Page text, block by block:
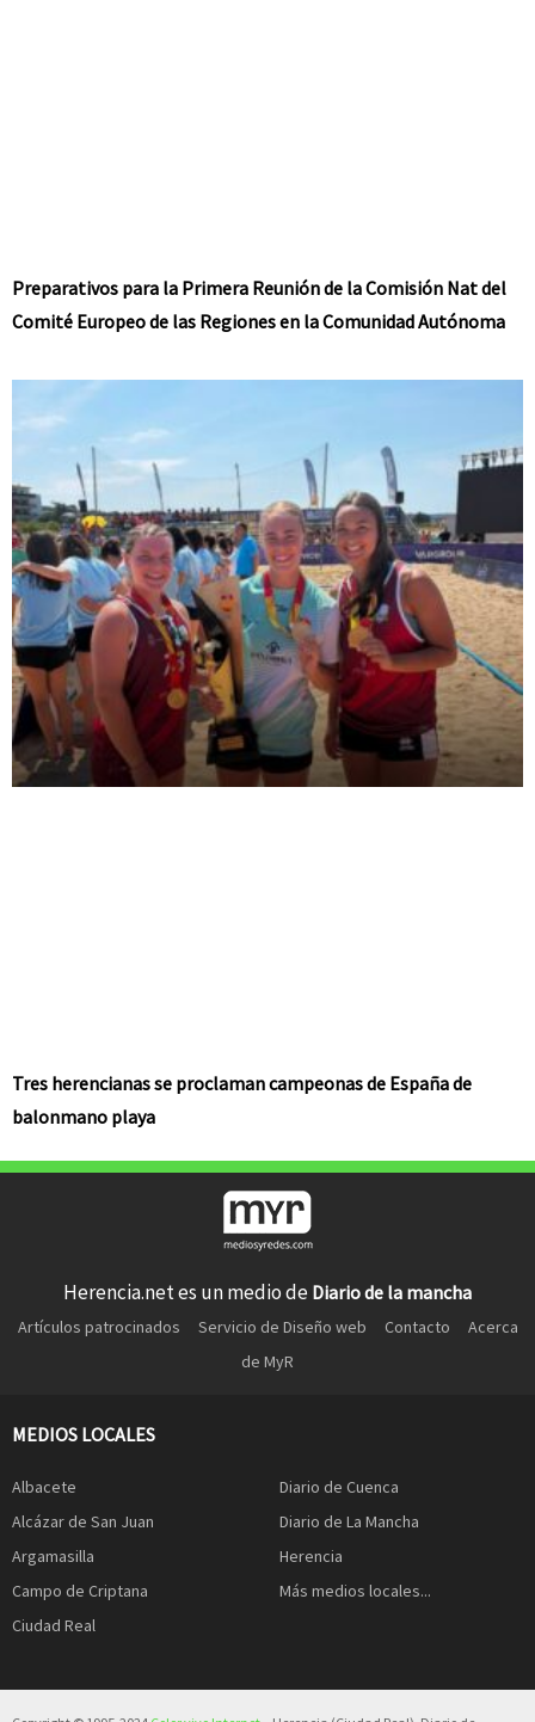
Preparativos para la Primera Reunión de la Comisión Nat del
Comité Europeo de las Regiones en la Comunidad Autónoma
Tres herencianas se proclaman campeonas de España de
balonmano playa
Herencia.net es un medio de Diario de la mancha
Artículos patrocinados Servicio de Diseño web Contacto
Acerca
de MyR
MEDIOS LOCALES
Albacete
Alcázar de San Juan
Argamasilla
Campo de Criptana
Ciudad Real
Diario de Cuenca
Diario de La Mancha
Herencia
Más medios locales...